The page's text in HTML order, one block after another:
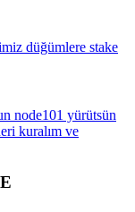
düğümlere stake
node101 yürütsün
kuralım ve